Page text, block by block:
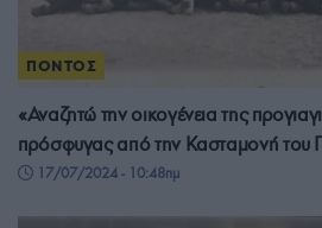
ΠΟΝΤΟΣ
«Αναζητώ την οικογένεια της
πρόσφυγας από την Κασταμονή του
17/07/2024 - 10:48πμ